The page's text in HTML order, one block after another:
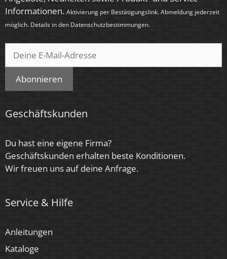
Informationen. Aktivierung per Bestätigungslink. Abmeldung jederzeit
möglich. Details in den Datenschutzbestimmungen.
Abonnieren
Geschäftskunden
Du hast eine eigene Firma?
Geschäftskunden erhalten beste Konditionen.
Wir freuen uns auf deine Anfrage.
Service & Hilfe
Anleitungen
Kataloge